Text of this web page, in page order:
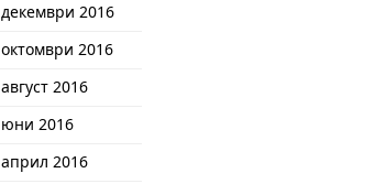
декември 2016
октомври 2016
август 2016
юни 2016
април 2016